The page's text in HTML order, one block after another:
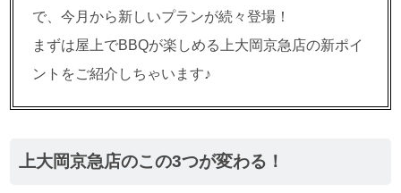
で、今月から新しいプランが続々登場！
まずは屋上でBBQが楽しめる上大岡京急店の新ポイ
ントをご紹介しちゃいます♪
上大岡京急店のこの3つが変わる！